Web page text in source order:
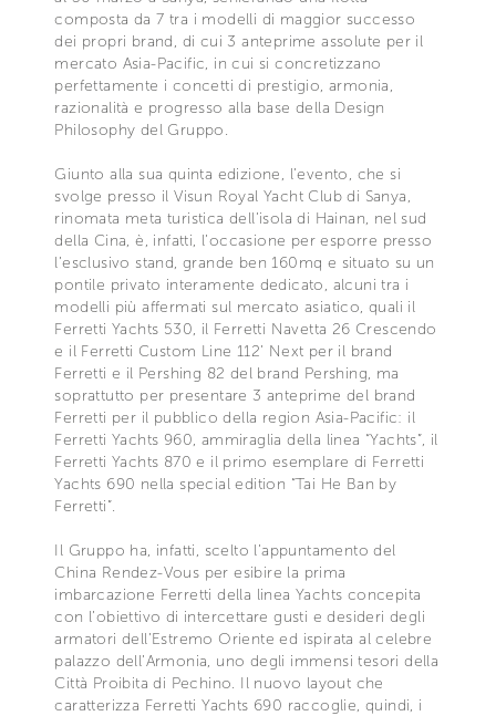
composta da 7 tra i modelli di maggior successo
dei propri brand, di cui 3 anteprime assolute per il
mercato Asia-Pacific, in cui si concretizzano
perfettamente i concetti di prestigio, armonia,
razionalità e progresso alla base della Design
Philosophy del Gruppo.
Giunto alla sua quinta edizione, l’evento, che si
svolge presso il Visun Royal Yacht Club di Sanya,
rinomata meta turistica dell’isola di Hainan, nel sud
della Cina, è, infatti, l’occasione per esporre presso
l’esclusivo stand, grande ben 160mq e situato su un
pontile privato interamente dedicato, alcuni tra i
modelli più affermati sul mercato asiatico, quali il
Ferretti Yachts 530, il Ferretti Navetta 26 Crescendo
e il Ferretti Custom Line 112’ Next per il brand
Ferretti e il Pershing 82 del brand Pershing, ma
soprattutto per presentare 3 anteprime del brand
Ferretti per il pubblico della region Asia-Pacific: il
Ferretti Yachts 960, ammiraglia della linea “Yachts”, il
Ferretti Yachts 870 e il primo esemplare di Ferretti
Yachts 690 nella special edition “Tai He Ban by
Ferretti”.
Il Gruppo ha, infatti, scelto l’appuntamento del
China Rendez-Vous per esibire la prima
imbarcazione Ferretti della linea Yachts concepita
con l’obiettivo di intercettare gusti e desideri degli
armatori dell’Estremo Oriente ed ispirata al celebre
palazzo dell’Armonia, uno degli immensi tesori della
Città Proibita di Pechino. Il nuovo layout che
caratterizza Ferretti Yachts 690 raccoglie, quindi, i